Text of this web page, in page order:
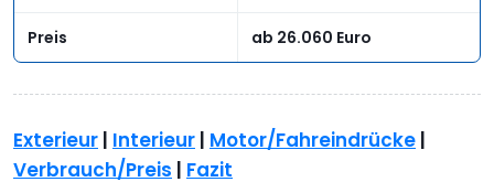
Preis ab 26.060 Euro
Exterieur | Interieur | Motor/Fahreindrücke |
Verbrauch/Preis | Fazit